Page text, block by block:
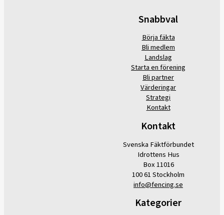
Snabbval
Börja fäkta
Bli medlem
Landslag
Starta en förening
Bli partner
Värderingar
Strategi
Kontakt
Kontakt
Svenska Fäktförbundet
Idrottens Hus
Box 11016
100 61 Stockholm
info@fencing.se
Kategorier